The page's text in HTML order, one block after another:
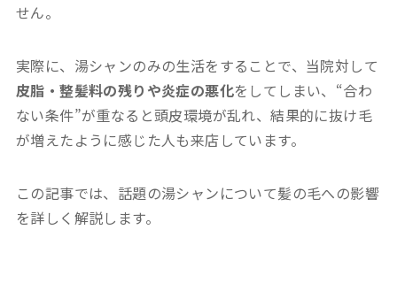
せん。
実際に、湯シャンのみの生活をすることで、当院対して
皮脂・整髪料の残りや炎症の悪化をしてしまい、“合わ
ない条件”が重なると頭皮環境が乱れ、結果的に抜け毛
が増えたように感じた人も来店しています。
この記事では、話題の湯シャンについて髪の毛への影響
を詳しく解説します。